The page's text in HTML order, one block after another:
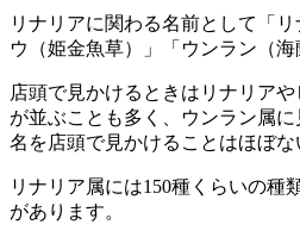
リナリアに関わる名前として「
ウ（姫金魚草）」「ウンラン（海
店頭で見かけるときはリナリア
が並ぶことも多く、ウンラン属
名を店頭で見かけることはほぼな
リナリア属には150種くらいの種
があります。